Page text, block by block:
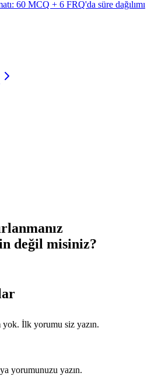
60 MCQ + 6 FRQ'da süre dağılımı
değil misiniz?
İlk yorumu siz yazın.
yorumunuzu yazın.